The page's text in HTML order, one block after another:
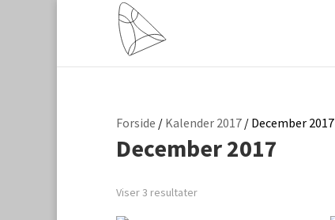
Forside / Kalender 2017 / December 2017
December 2017
Viser 3 resultater